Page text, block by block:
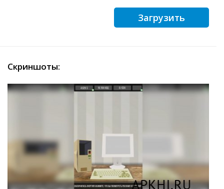
Загрузить
Скриншоты: